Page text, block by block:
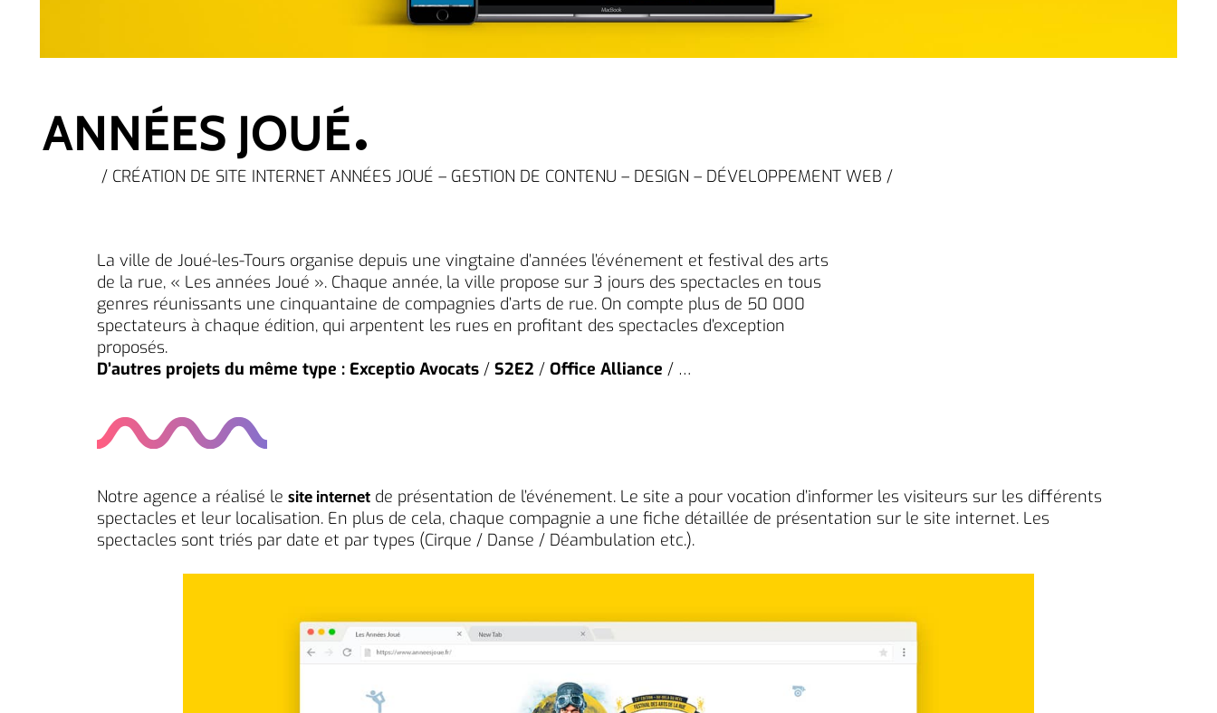
ANNÉES JOUÉ
/ CRÉATION DE SITE INTERNET ANNÉES JOUÉ – GESTION DE CONTENU – DESIGN – DÉVELOPPEMENT WEB /
La ville de Joué-les-Tours organise depuis une vingtaine d’années l’événement et festival des arts
de la rue, « Les années Joué ». Chaque année, la ville propose sur 3 jours des spectacles en tous
genres réunissants une cinquantaine de compagnies d’arts de rue. On compte plus de 50 000
spectateurs à chaque édition, qui arpentent les rues en profitant des spectacles d’exception
proposés.
D’autres projets du même type : Exceptio Avocats / S2E2 / Office Alliance / …
Notre agence a réalisé le site internet de présentation de l’événement. Le site a pour vocation d’informer les visiteurs sur les différents
spectacles et leur localisation. En plus de cela, chaque compagnie a une fiche détaillée de présentation sur le site internet. Les
spectacles sont triés par date et par types (Cirque / Danse / Déambulation etc.).